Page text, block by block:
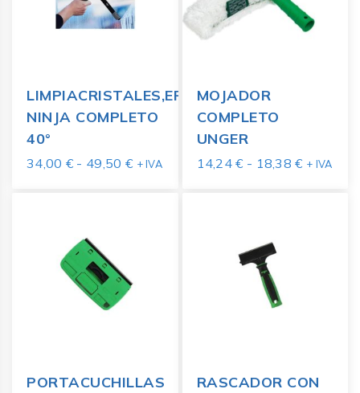
LIMPIACRISTALES,ERGOTEC
NINJA COMPLETO
40°
34,00 € - 49,50 € + IVA
MOJADOR
COMPLETO
UNGER
14,24€ - 18,38€ + IVA
PORTACUCHILLAS
RASCADOR CON